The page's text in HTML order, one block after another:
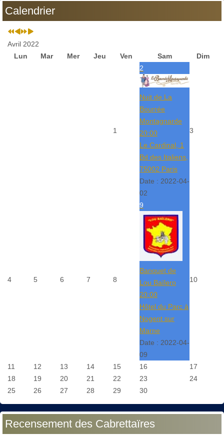
Calendrier
Avril 2022
Lun
Mar Mer Jeu Ven Sam Dim
1
2
Nuit de La
Bourrée
Montagnarde
20:00
Le Cardinal, 1
Bd des Italiens,
75002 Paris
Date : 2022-04-
02
3
4 5 6 7 8
9
Banquet de
Lou Baïlero
20:00
Hôtel du Parc à
Nogent sur
Marne
Date : 2022-04-
09
10
11 12 13 14 15 16
17
18
19 20 21 22 23
24
25
26 27 28 29 30
Recensement des Cabrettaïres